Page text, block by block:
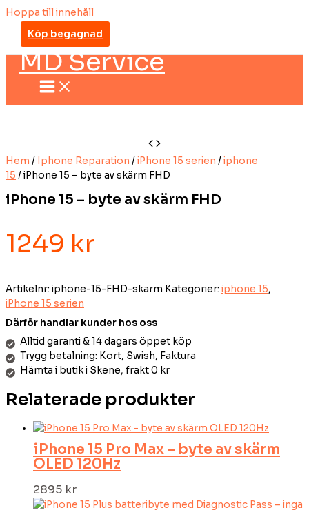
Hoppa till innehåll
Köp begagnad
MD Service
Hem / Iphone Reparation /iPhone 15 serien /iphone
15 / iPhone 15 – byte av skärm FHD
iPhone 15 – byte av skärm FHD
1249 kr
Artikelnr: iphone-15-FHD-skarm Kategorier: iphone 15,
iPhone 15 serien
Därför handlar kunder hos oss
Alltid garanti & 14 dagars öppet köp
Trygg betalning: Kort, Swish, Faktura
Hämta i butik i Skene, frakt 0 kr
Relaterade produkter
iPhone 15 Pro Max – byte av skärm
OLED 120Hz
2895 kr